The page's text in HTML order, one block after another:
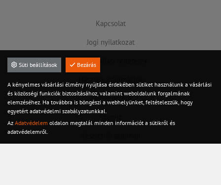
Kapcsolat
Jogi nyilatkozat
Felhasználási feltételek
Adatvédelem
Süti beállítások Bezárás
A kényelmes vásárlási élmény nyújtása érdekében sütiket használunk a vásárlási
és közösségi funkciók biztosításához, valamint weboldalunk forgalmának
elemzéséhez. Ha továbbra is böngészi a webhelyünket, feltételezzük, hogy
egyetért adatvédelmi szabályzatunkkal.
Az Adatvédelem oldalon megtalál minden információt a sütikről és
adatvédelemről.